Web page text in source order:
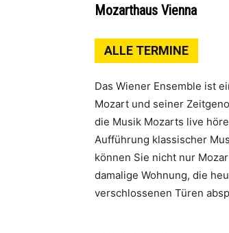
Mozarthaus Vienna
ALLE TERMINE
Das Wiener Ensemble ist
Mozart und seiner
die Musik Mozarts live
Aufführung klassischer
können Sie nicht nur
damalige Wohnung, die
verschlossenen Türen